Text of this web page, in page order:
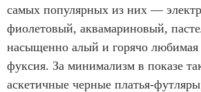
самых популярных из них —
фиолетовый, аквамариновый,
насыщенно алый и горячо
фуксия. За минимализм в показе
аскетичные черные платья-